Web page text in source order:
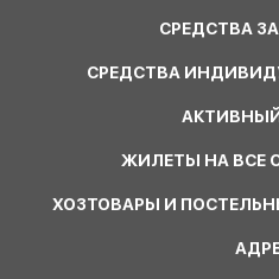
СРЕДСТВА
СРЕДСТВА
ЖИЛЕТЫ НА ВСЕ
ХОЗТОВАРЫ И